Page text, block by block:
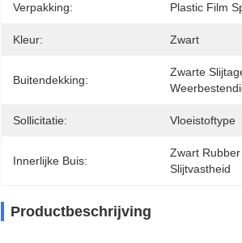
Verpakking: Plastic Film
Kleur: Zwart
Buitendekking:
Zwarte
Sollicitatie: Vloeistoftype
Innerlijke Buis:
Zwart
Slijtvastheid
Productbeschrijving